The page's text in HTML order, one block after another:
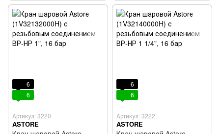
6
6
Артикул: 3220
ASTORE
6
6
Артикул: 3222
ASTORE